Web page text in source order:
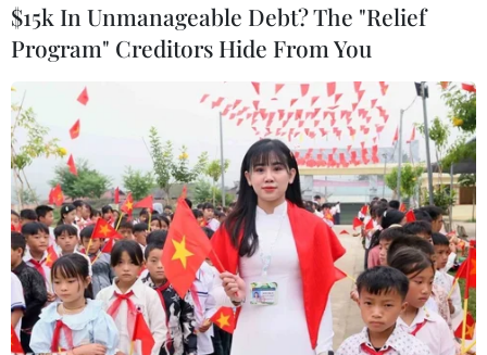
Hiện trường vụ cháy rừng. (Ảnh: TTXVN)
Đến sáng 6/6, các lực lượng chức năng của Hà
Nội đã cơ bản kiểm soát được cháy rừng tại
huyện Sóc Sơn, khu vực bị ảnh hưởng nặng
nhất thuộc xã Nam Sơn.
$15k In Unmanageable Debt? The "Relief
Program" Creditors Hide From You